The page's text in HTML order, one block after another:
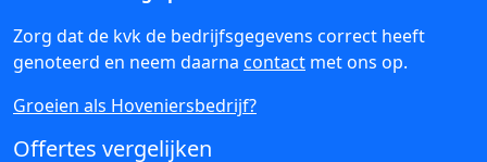
Zorg dat de kvk de bedrijfsgegevens correct heeft
genoteerd en neem daarna contact met ons op.
Groeien als Hoveniersbedrijf?
Offertes vergelijken